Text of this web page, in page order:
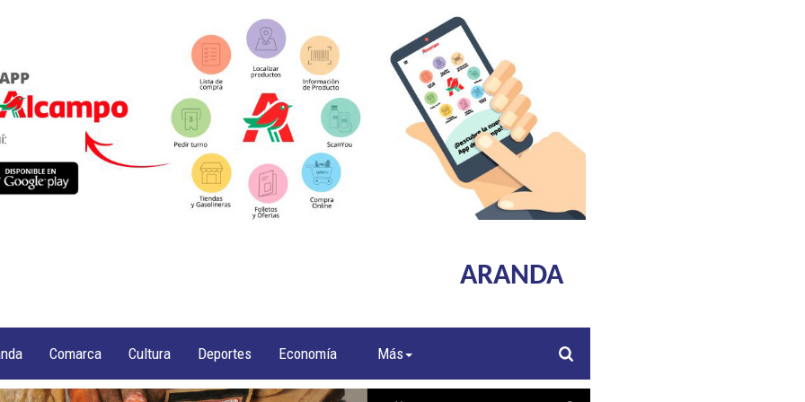
ARANDA
Comarca Cultura Deportes Economía Más